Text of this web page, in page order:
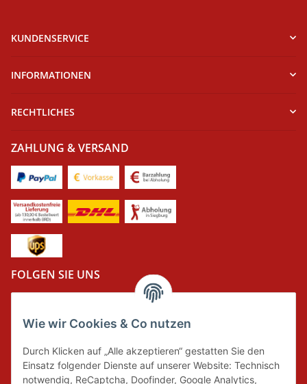
Wie wir Cookies & Co nutzen
Durch Klicken auf „Alle akzeptieren“ gestatten Sie den
Einsatz folgender Dienste auf unserer Website: Technisch
notwendig, ReCaptcha, Doofinder, Google Analytics,
KUNDENSERVICE
INFORMATIONEN
RECHTLICHES
ZAHLUNG & VERSAND
FOLGEN SIE UNS
Wir tragen Verantwortung und erfüllen unsere
Pflichten zur Systembeteiligung nach dem